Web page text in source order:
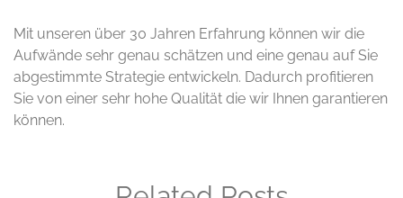
Mit unseren über 30 Jahren Erfahrung können wir die
Aufwände sehr genau schätzen und eine genau auf Sie
abgestimmte Strategie entwickeln. Dadurch profitieren
Sie von einer sehr hohe Qualität die wir Ihnen garantieren
können.